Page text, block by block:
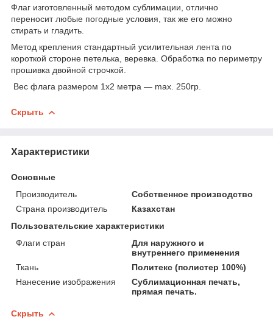
Флаг изготовленный методом сублимации, отлично
переносит любые погодные условия, так же его можно
стирать и гладить.
Метод крепления стандартный усилительная лента по
короткой стороне петелька, веревка. Обработка по периметру
прошивка двойной строчкой.
Вес флага размером 1х2 метра ― max. 250гр.
Скрыть
Характеристики
Основные
Производитель
Собственное производство
Страна производитель
Казахстан
Пользовательские характеристики
Флаги стран
Для наружного и
внутреннего применения
Ткань
Политекс (полистер 100%)
Нанесение изображения
Сублимационная печать,
прямая печать.
Скрыть